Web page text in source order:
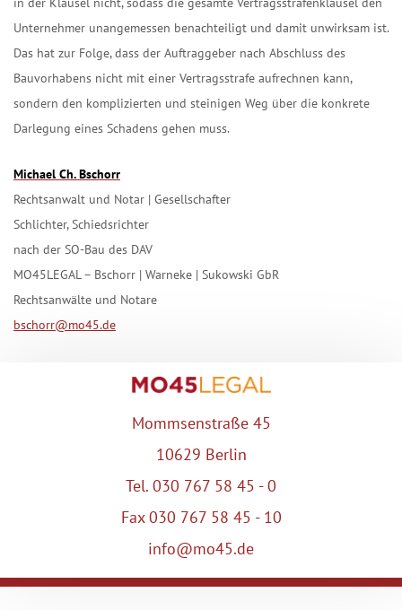
Unternehmer unangemessen benachteiligt und damit unwirksam ist.
Das hat zur Folge, dass der Auftraggeber nach Abschluss des
Bauvorhabens nicht mit einer Vertragsstrafe aufrechnen kann,
sondern den komplizierten und steinigen Weg über die konkrete
Darlegung eines Schadens gehen muss.
Michael Ch. Bschorr
Rechtsanwalt und Notar | Gesellschafter
Schlichter, Schiedsrichter
nach der SO-Bau des DAV
MO45LEGAL – Bschorr | Warneke | Sukowski GbR
Rechtsanwälte und Notare
bschorr@mo45.de
Mommsenstraße 45
10629 Berlin
Tel. 030 767 58 45 - 0
Fax 030 767 58 45 - 10
info@mo45.de